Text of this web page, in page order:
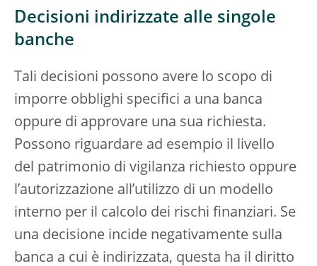
Decisioni indirizzate alle singole
banche
Tali decisioni possono avere lo scopo di
imporre obblighi specifici a una banca
oppure di approvare una sua richiesta.
Possono riguardare ad esempio il livello
del patrimonio di vigilanza richiesto oppure
l’autorizzazione all’utilizzo di un modello
interno per il calcolo dei rischi finanziari. Se
una decisione incide negativamente sulla
banca a cui è indirizzata, questa ha il diritto